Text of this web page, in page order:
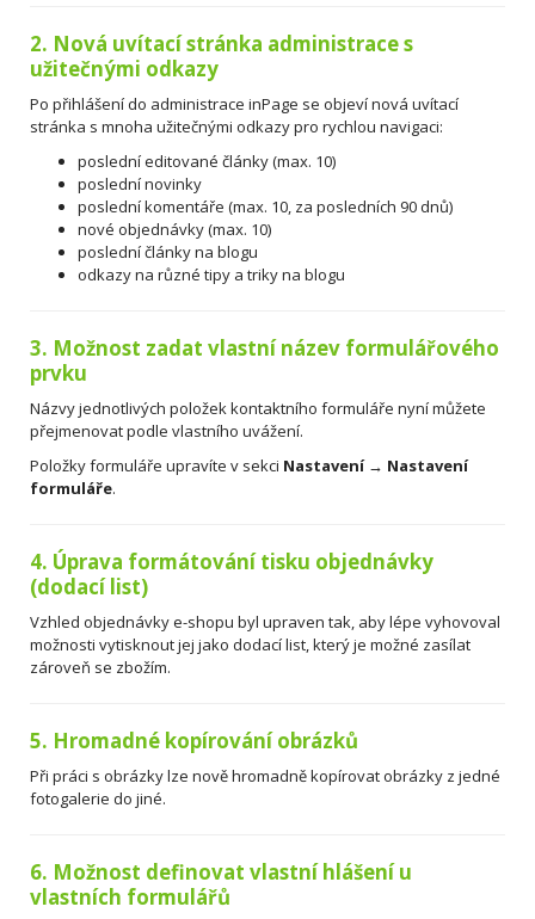
2. Nová uvítací stránka administrace s
užitečnými odkazy
Po přihlášení do administrace inPage se objeví nová uvítací
stránka s mnoha užitečnými odkazy pro rychlou navigaci:
poslední editované články (max. 10)
poslední novinky
poslední komentáře (max. 10, za posledních 90 dnů)
nové objednávky (max. 10)
poslední články na blogu
odkazy na různé tipy a triky na blogu
3. Možnost zadat vlastní název formulářového
prvku
Názvy jednotlivých položek kontaktního formuláře nyní můžete
přejmenovat podle vlastního uvážení.
Položky formuláře upravíte v sekci Nastavení → Nastavení
formuláře.
4. Úprava formátování tisku objednávky
(dodací list)
Vzhled objednávky e-shopu byl upraven tak, aby lépe vyhovoval
možnosti vytisknout jej jako dodací list, který je možné zasílat
zároveň se zbožím.
5. Hromadné kopírování obrázků
Při práci s obrázky lze nově hromadně kopírovat obrázky z jedné
fotogalerie do jiné.
6. Možnost definovat vlastní hlášení u
vlastních formulářů